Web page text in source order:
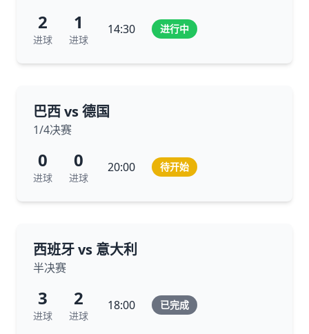
2
进球
1
进球
14:30 进行中
巴西 vs 德国
1/4决赛
0
进球
0
进球
20:00 待开始
西班牙 vs 意大利
半决赛
3
进球
2
进球
18:00 已完成